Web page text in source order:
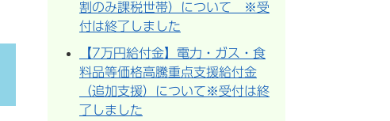
割のみ課税世帯）について ※受
付は終了しました
【7万円給付金】電力・ガス・食
料品等価格高騰重点支援給付金
（追加支援）について※受付は終
了しました